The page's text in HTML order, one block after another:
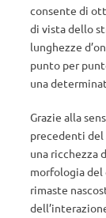
consente di
di vista dello
lunghezze
punto per
una
Grazie alla
precedenti del
una ricchezza
morfologia del
rimaste